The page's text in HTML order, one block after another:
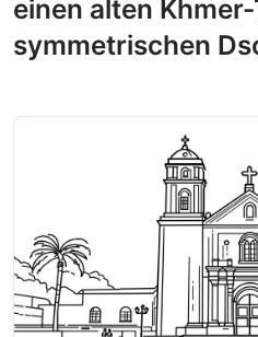
einen alten
symmetrischen